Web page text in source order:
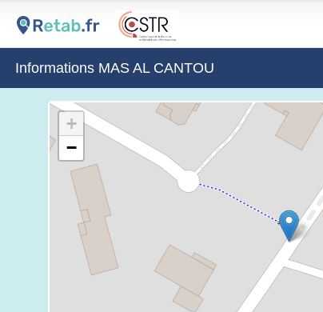
Informations MAS AL CANTOU
+
−